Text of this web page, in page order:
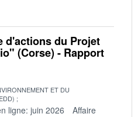
d'actions du Projet
(Corse) - Rapport
ET DU
ligne: juin 2026
Affaire